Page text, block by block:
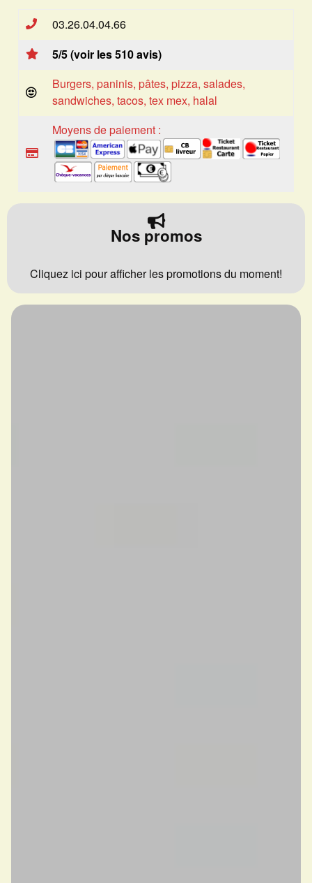
03.26.04.04.66
5/5 (voir les 510 avis)
Burgers, paninis, pâtes, pizza, salades,
sandwiches, tacos, tex mex, halal
Moyens de paiement :
Nos promos
Cliquez ici pour afficher les promotions du moment!